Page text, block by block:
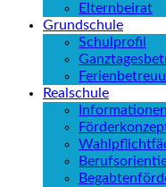
Elternbeirat
Grundschule
Schulprofil
Realschule